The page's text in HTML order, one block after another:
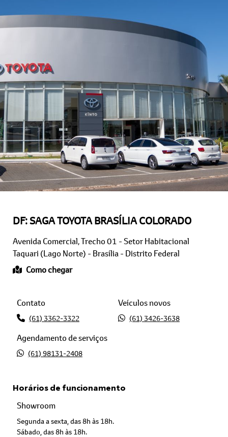
DF: SAGA TOYOTA BRASÍLIA COLORADO
Avenida Comercial, Trecho 01 - Setor Habitacional
Taquari (Lago Norte) - Brasília - Distrito Federal
Como chegar
Contato
(61) 3362-3322
Veículos novos
(61) 3426-3638
Agendamento de serviços
(61) 98131-2408
Horários de funcionamento
Showroom
Segunda a sexta, das 8h às 18h.
Sábado, das 8h às 18h.